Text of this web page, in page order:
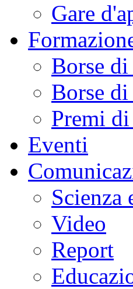
Gare
Borse
Borse
Premi
Eventi
Scienza
Video
Report